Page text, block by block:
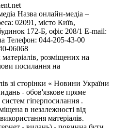
Назва онлайн-медіа –
02091, місто Київ,
172-Б, офіс 208/1 E-mail:
Телефон: 044-205-43-00
06068
розміщених на
посилання на
зі сторінки « Новини України
- обов'язкове пряме
гіперпосилання .
в незалежності від
матеріалів.